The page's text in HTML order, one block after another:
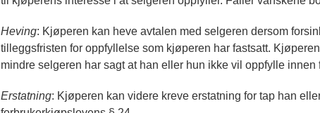
Heving: Kjøperen kan heve avtalen med selgeren dersom
tilleggsfristen for oppfyllelse som kjøperen har fastsatt.
mindre selgeren har sagt at han eller hun ikke vil oppfylle innen
Erstatning: Kjøperen kan videre kreve erstatning for tap han